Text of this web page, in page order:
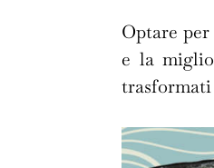
Optare
e la